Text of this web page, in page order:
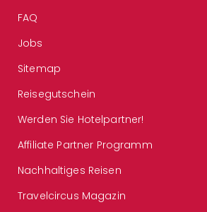
FAQ
Jobs
Sitemap
Reisegutschein
Werden Sie Hotelpartner!
Affiliate Partner Programm
Nachhaltiges Reisen
Travelcircus Magazin